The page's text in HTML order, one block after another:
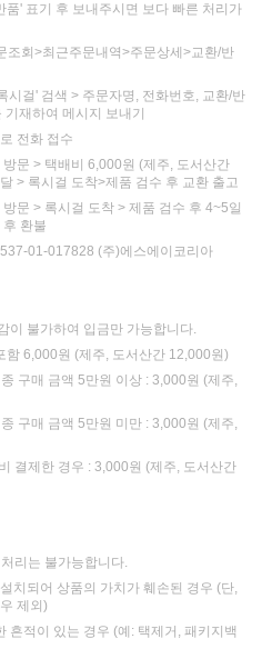
품' 표기 후 보내주시면 보다 빠른 처리가
조회>최근주문내역>주문상세>교환/반
시걸' 검색 > 주문자명, 전화번호, 교환/반
재하여 메시지 보내기
전화 접수
문 > 택배비 6,000원 (제주, 도서산간
> 록시걸 도착>제품 검수 후 교환 출고
문 > 록시걸 도착 > 제품 검수 후 4~5일
환불
01-017828 (주)에스에이코리아
이 불가하여 입금만 가능합니다.
함 6,000원 (제주, 도서산간 12,000원)
구매 금액 5만원 이상 : 3,000원 (제주,
구매 금액 5만원 미만 : 3,000원 (제주,
결제한 경우 : 3,000원 (제주, 도서산간
리는 불가능합니다.
치되어 상품의 가치가 훼손된 경우 (단,
제외)
흔적이 있는 경우 (예: 택제거, 패키지백